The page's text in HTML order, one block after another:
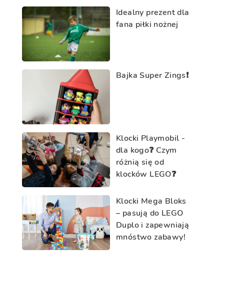
Idealny prezent dla
fana piłki nożnej
Bajka Super Zings❗️
Klocki Playmobil -
dla kogo❓ Czym
różnią się od
klocków LEGO❓
Klocki Mega Bloks
– pasują do LEGO
Duplo i zapewniają
mnóstwo zabawy!